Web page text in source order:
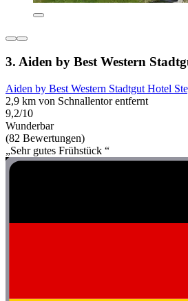
3. Aiden by Best Western
Aiden by Best Western Stadtgut Hotel
2,9 km von Schnallentor entfernt
9,2/10
Wunderbar
(82 Bewertungen)
„Sehr gutes Frühstück “